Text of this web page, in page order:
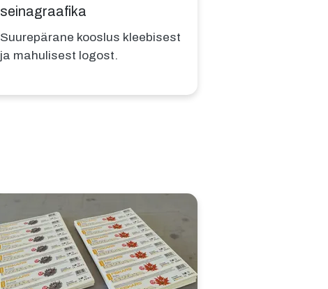
seinagraafika
Suurepärane kooslus kleebisest
ja mahulisest logost.